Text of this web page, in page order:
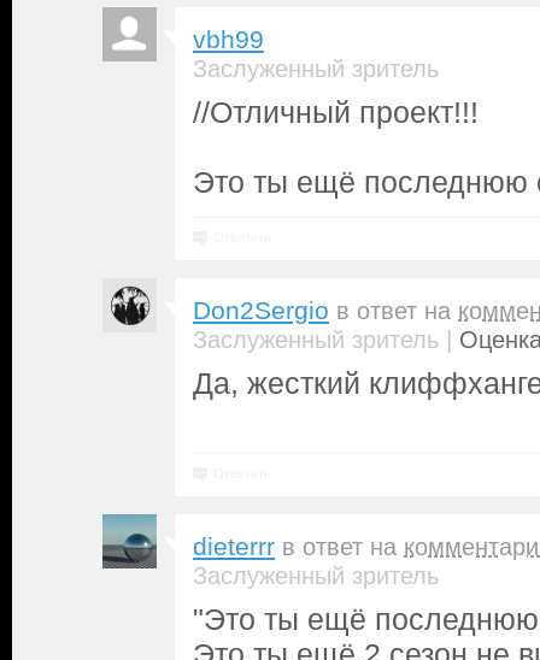
vbh99
Заслуженный зритель
//Отличный проект!!!
Это ты ещё последнюю
Don2Sergio в ответ на
Заслуженный зритель |
Да, жесткий
dieterrr в ответ на
Заслуженный зритель
"Это ты ещё